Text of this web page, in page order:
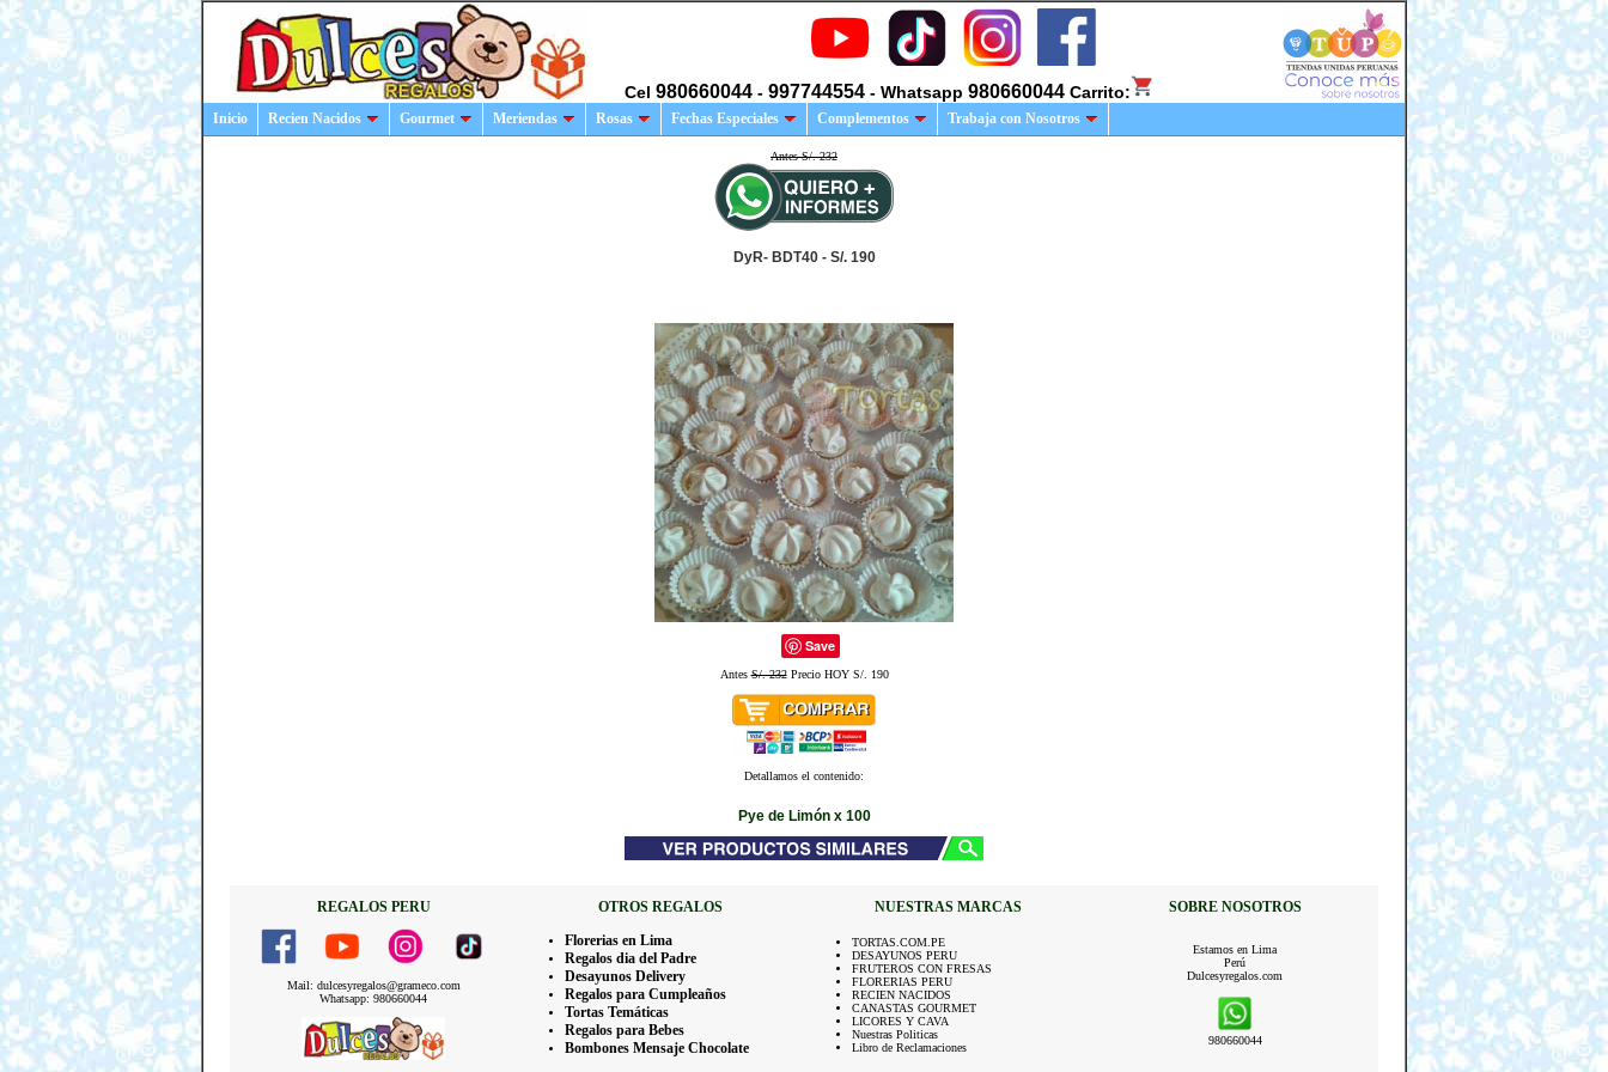
Cel 980660044 - 997744554 - Whatsapp 980660044 Carrito:
Inicio Recien Nacidos Gourmet Meriendas Rosas Fechas Especiales Complementos Trabaja con Nosotros
Antes S/. 232
DyR- BDT40 - S/. 190
Save
AntesS/. 232Precio HOY S/. 190
Detallamos el contenido:
Pye de Limón x 100
REGALOS PERU OTROS REGALOS NUESTRAS MARCAS SOBRE NOSOTROS
Mail: dulcesyregalos@grameco.com
Whatsapp: 980660044
Florerias en Lima
Regalos dia del Padre
Desayunos Delivery
Regalos para Cumpleaños
Tortas Temáticas
Regalos para Bebes
Bombones Mensaje Chocolate
TORTAS.COM.PE
DESAYUNOS PERU
FRUTEROS CON FRESAS
FLORERIAS PERU
RECIEN NACIDOS
CANASTAS GOURMET
LICORES Y CAVA
Nuestras Politicas
Libro de Reclamaciones
Estamos en Lima
Perú
Dulcesyregalos.com
980660044